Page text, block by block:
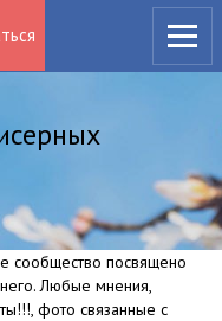
сообщество посвящено
Любые мнения,
фото связанные с